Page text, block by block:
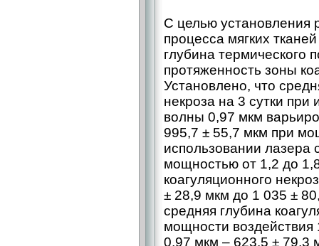
С целью установления
процесса мягких
глубина термического
протяженность зоны
Установлено, что
некроза на 3 сутки
волны 0,97 мкм
995,7 ± 55,7 мкм при
использовании
мощностью от 1,2 до
коагуляционного
± 28,9 мкм до 1 035 ±
средняя глубина
мощности
0,97 мкм – ​623,5 ± 79,3